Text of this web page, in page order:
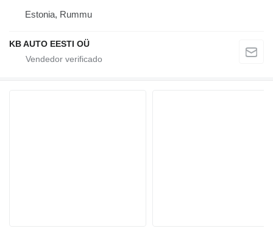
Estonia, Rummu
KB AUTO EESTI OÜ